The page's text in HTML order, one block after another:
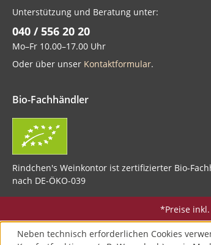
Unterstützung und Beratung unter:
040 / 556 20 20
Mo–Fr 10.00–17.00 Uhr
Oder über unser Kontaktformular.
Bio-Fachhändler
Rindchen's Weinkontor ist zertifizierter Bio-
nach DE-ÖKO-039
*Preise inkl.
Neben technisch erforderlichen Cookies